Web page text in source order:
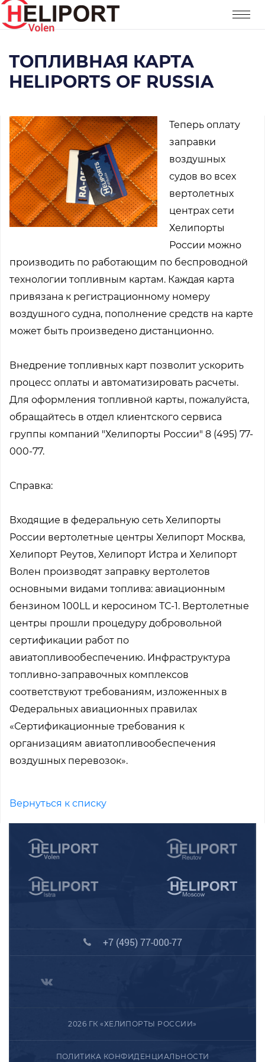
ТОПЛИВНАЯ КАРТА
HELIPORTS OF RUSSIA
Теперь оплату
заправки
воздушных
судов во всех
вертолетных
центрах сети
Хелипорты
России можно
производить по работающим по беспроводной
технологии топливным картам. Каждая карта
привязана к регистрационному номеру
воздушного судна, пополнение средств на карте
может быть произведено дистанционно.
Внедрение топливных карт позволит ускорить
процесс оплаты и автоматизировать расчеты.
Для оформления топливной карты, пожалуйста,
обращайтесь в отдел клиентского сервиса
группы компаний "Хелипорты России" 8 (495) 77-
000-77.
Справка:
Входящие в федеральную сеть Хелипорты
России вертолетные центры Хелипорт Москва,
Хелипорт Реутов, Хелипорт Истра и Хелипорт
Волен производят заправку вертолетов
основными видами топлива: авиационным
бензином 100LL и керосином ТС-1. Вертолетные
центры прошли процедуру добровольной
сертификации работ по
авиатопливообеспечению. Инфраструктура
топливно-заправочных комплексов
соответствуют требованиям, изложенных в
Федеральных авиационных правилах
«Сертификационные требования к
организациям авиатопливообеспечения
воздушных перевозок».
Вернуться к списку
+7 (495) 77-000-77
2026 ГК «ХЕЛИПОРТЫ РОССИИ»
ПОЛИТИКА КОНФИДЕНЦИАЛЬНОСТИ